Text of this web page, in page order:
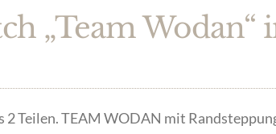
„Team Wodan“
2 Teilen. TEAM WODAN mit